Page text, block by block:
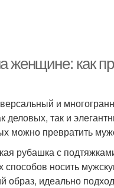
женщине: как
и
так и
можно превратить
рубашка с
носить
образ, идеально